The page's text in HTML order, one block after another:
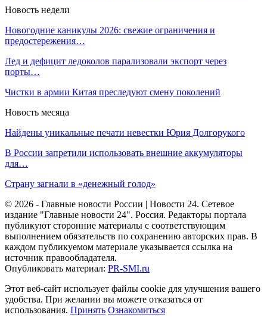
Новость недели
Новогодние каникулы 2026: свежие ограничения и
предостережения…
Лед и дефицит ледоколов парализовали экспорт через
порты…
Чистки в армии Китая преследуют смену поколений
Новость месяца
Найдены уникальные печати невестки Юрия Долгорукого
В России запретили использовать внешние аккумуляторы
для…
Страну загнали в «денежный голод»
© 2026 - Главные новости России | Новости 24. Сетевое
издание "Главные новости 24". Россия. Редакторы портала
публикуют сторонние материалы с соответствующим
выполнением обязательств по сохранению авторских прав. В
каждом публикуемом материале указывается ссылка на
источник правообладателя.
Опубликовать материал: PR-SMI.ru
Этот веб-сайт использует файлы cookie для улучшения вашего
удобства. При желании вы можете отказаться от
использования. Принять Ознакомиться